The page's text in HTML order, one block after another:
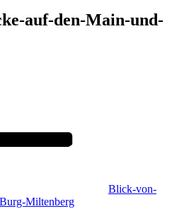
auf-den-Main-und-
Blick-von-
Miltenberg